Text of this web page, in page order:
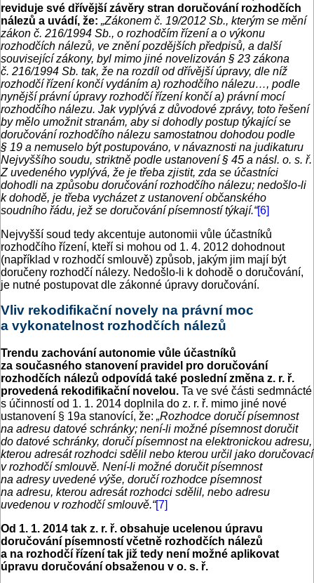
reviduje své dřívější závěry stran doručování rozhodčích
nálezů a uvádí, že: „Zákonem č. 19/2012 Sb., kterým se mění
zákon č. 216/1994 Sb., o rozhodčím řízení a o výkonu
rozhodčích nálezů, ve znění pozdějších předpisů, a další
související zákony, byl mimo jiné novelizován § 23 zákona
č. 216/1994 Sb. tak, že na rozdíl od dřívější úpravy, dle níž
rozhodčí řízení končí vydáním a) rozhodčího nálezu…, podle
nynější právní úpravy rozhodčí řízení končí a) právní mocí
rozhodčího nálezu. Jak vyplývá z důvodové zprávy, toto řešení
by mělo umožnit stranám, aby si dohodly postup týkající se
doručování rozhodčího nálezu samostatnou dohodou podle
§ 19 a nemuselo být postupováno, v návaznosti na judikaturu
Nejvyššího soudu, striktně podle ustanovení § 45 a násl. o. s. ř.
Z uvedeného vyplývá, že je třeba zjistit, zda se účastníci
dohodli na způsobu doručování rozhodčího nálezu; nedošlo-li
k dohodě, je třeba vycházet z ustanovení občanského
soudního řádu, jež se doručování písemností týkají.“[6]
Nejvyšší soud tedy akcentuje autonomii vůle účastníků
rozhodčího řízení, kteří si mohou od 1. 4. 2012 dohodnout
(například v rozhodčí smlouvě) způsob, jakým jim mají být
doručeny rozhodčí nálezy. Nedošlo-li k dohodě o doručování,
je nutné postupovat dle zákonné úpravy doručování.
Vliv rekodifikační novely na právní moc
a vykonatelnost rozhodčích nálezů
Trendu zachování autonomie vůle účastníků
za současného stanovení pravidel pro doručování
rozhodčích nálezů odpovídá také poslední změna z. r. ř.
provedená rekodifikační novelou. Ta ve své části sedmnácté
s účinností od 1. 1. 2014 doplnila do z. r. ř. mimo jiné nové
ustanovení § 19a stanovící, že: „Rozhodce doručí písemnost
na adresu datové schránky; není-li možné písemnost doručit
do datové schránky, doručí písemnost na elektronickou adresu,
kterou adresát rozhodci sdělil nebo kterou určil jako doručovací
v rozhodčí smlouvě. Není-li možné doručit písemnost
na adresy uvedené výše, doručí rozhodce písemnost
na adresu, kterou adresát rozhodci sdělil, nebo adresu
uvedenou v rozhodčí smlouvě.“[7]
Od 1. 1. 2014 tak z. r. ř. obsahuje ucelenou úpravu
doručování písemností včetně rozhodčích nálezů
a na rozhodčí řízení tak již tedy není možné aplikovat
úpravu doručování obsaženou v o. s. ř.